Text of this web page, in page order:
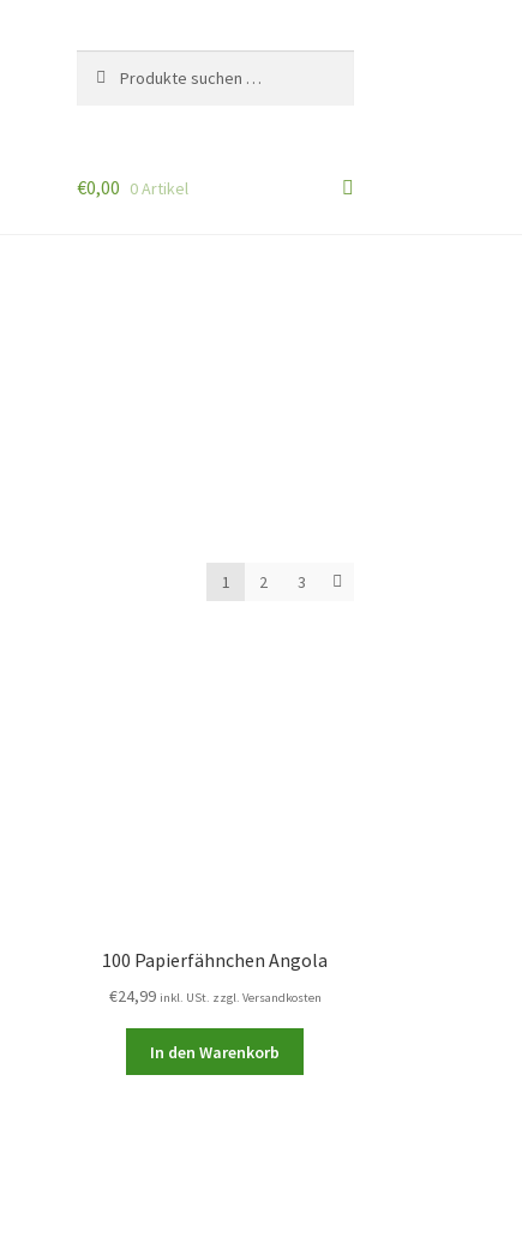
nach:
€0,00 0 Artikel
1 2 3
100 Papierfähnchen Angola
€24,99 inkl. USt. zzgl. Versandkosten
In den Warenkorb